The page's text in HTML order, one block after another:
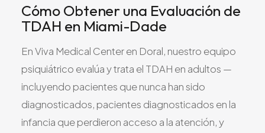
Cómo Obtener una Evaluación de
TDAH en Miami-Dade
En Viva Medical Center en Doral, nuestro equipo
psiquiátrico evalúa y trata el TDAH en adultos —
incluyendo pacientes que nunca han sido
diagnosticados, pacientes diagnosticados en la
infancia que perdieron acceso a la atención, y